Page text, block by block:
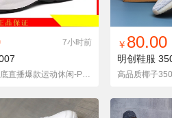
入铺货单 收藏
7小时前
卡帝乐鳄鱼包底直播爆款运动休闲-P98元
找同款
￥ 80.00
明创鞋服